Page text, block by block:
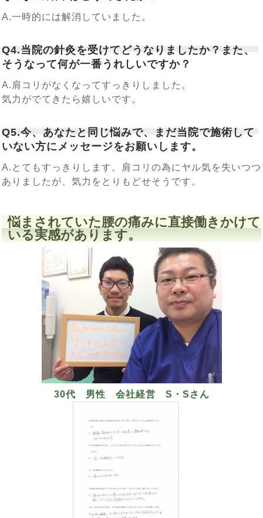
A.一時的には解消していました。
Q4.当院の針灸を受けてどうなりましたか？また、
そうなって何が一番うれしいですか？
A.肩コリがなくなってすっきりしました。
気力がでてきたら嬉しいです。
Q5.今、あなたと同じ悩みで、まだ当院で施術して
いない方にメッセージをお願いします。
A.とてもすっきりします。肩コリの為にヤル気を失いつつ
ありましたが、気力をとりもどせそうです。
悩まされていた腰の痛みに直接働きかけて
いる実感があります。
30代 男性 会社経営 S・Sさん